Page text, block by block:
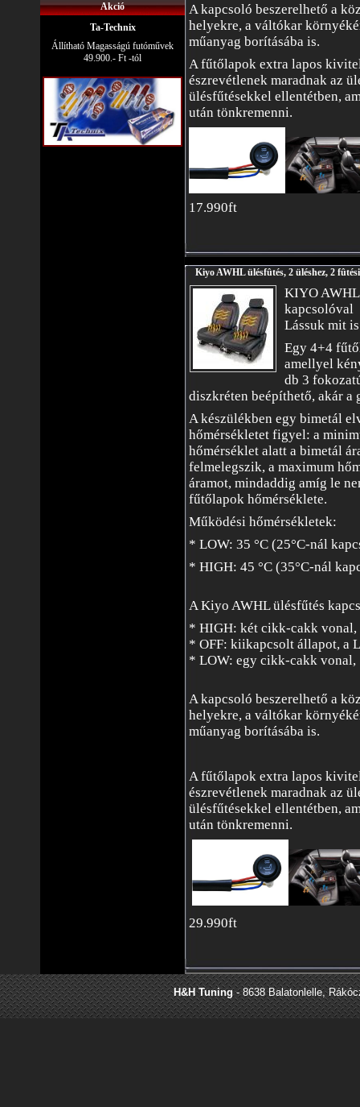
A kapcsoló beszerelhető a
helyekre, a váltókar
műanyag borításába is.
A fűtőlapok extra lapos
észrevétlenek maradnak az
ülésfűtésekkel ellentétben,
után tönkremenni.
17.990ft
Kiyo AWHL ülésfûtés, 2 üléshez, 2
KIYO
kapcsolóval
Lássuk mit
Egy 4+4
amellyel
db 3
diszkréten beépíthető, akár
A készülékben egy bimetál
hőmérsékletet figyel: a
hőmérséklet alatt a bimetál
felmelegszik, a maximum
áramot, mindaddig amíg le
fűtőlapok hőmérséklete.
Működési hőmérsékletek:
* LOW: 35 °C (25°C-nál
* HIGH: 45 °C (35°C-nál
A Kiyo AWHL ülésfűtés
* HIGH: két cikk-cakk vonal,
* OFF: kiikapcsolt állapot, a
* LOW: egy cikk-cakk vonal,
A kapcsoló beszerelhető a
helyekre, a váltókar
műanyag borításába is.
A fűtőlapok extra lapos
észrevétlenek maradnak az
ülésfűtésekkel ellentétben,
után tönkremenni.
29.990ft
Akció
Ta-Technix
Állítható Magasságú futóművek
49.900.- Ft -tól
H&H Tuning- 8638 Balatonlelle,